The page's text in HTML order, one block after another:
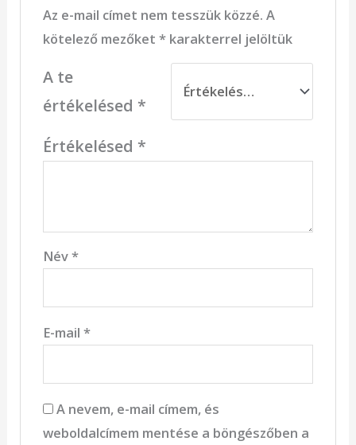
Az e-mail címet nem tesszük közzé. A
kötelező mezőket *karakterrel jelöltük
A te
értékelésed *
Értékelésed *
Név*
E-mail *
A nevem, e-mail címem, és
weboldalcímem mentése a böngészőben a